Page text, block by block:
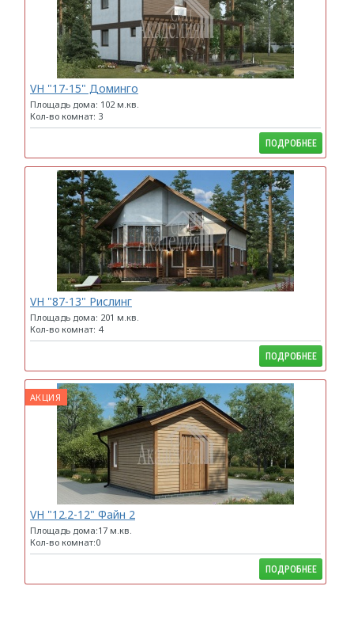
VH "17-15" Доминго
Площадь дома: 102 м.кв.
Кол-во комнат: 3
ПОДРОБНЕЕ
VH "87-13" Рислинг
Площадь дома: 201 м.кв.
Кол-во комнат: 4
ПОДРОБНЕЕ
АКЦИЯ
VH "12.2-12" Файн 2
Площадь дома:17 м.кв.
Кол-во комнат:0
ПОДРОБНЕЕ